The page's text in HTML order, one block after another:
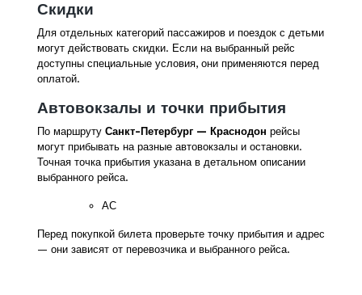
Скидки
Для отдельных категорий пассажиров и поездок с детьми
могут действовать скидки. Если на выбранный рейс
доступны специальные условия, они применяются перед
оплатой.
Автовокзалы и точки прибытия
По маршруту Санкт-Петербург — Краснодон рейсы
могут прибывать на разные автовокзалы и остановки.
Точная точка прибытия указана в детальном описании
выбранного рейса.
АС
Перед покупкой билета проверьте точку прибытия и адрес
— они зависят от перевозчика и выбранного рейса.